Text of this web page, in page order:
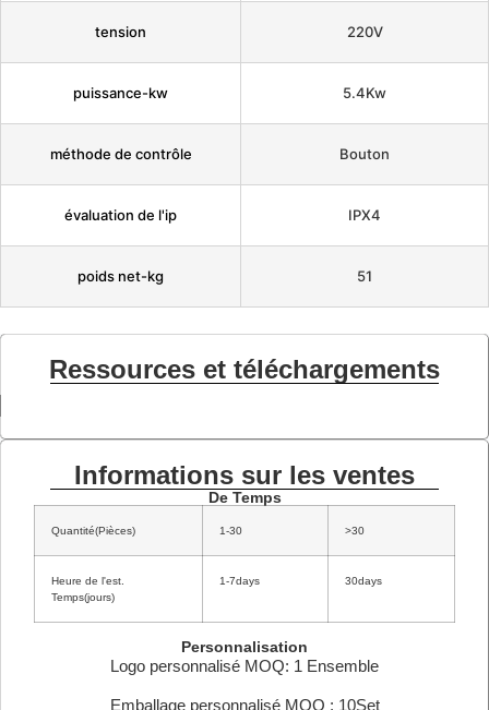
tension 220V
puissance-kw 5.4Kw
méthode de contrôle Bouton
évaluation de l'ip IPX4
poids net-kg 51
Ressources et téléchargements
Informations sur les ventes
De Temps
Quantité(Pièces) 1-30 >30
Heure de l'est.
Temps(jours)
1-7days 30days
Personnalisation
Logo personnalisé MOQ: 1 Ensemble
Emballage personnalisé MOQ : 10Set